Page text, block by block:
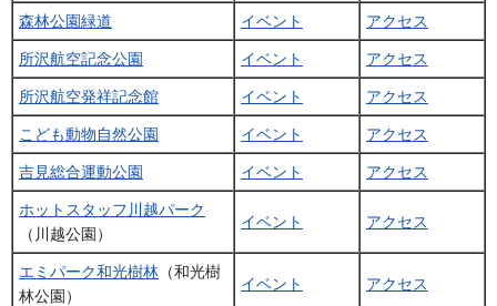
森林公園緑道 イベント アクセス
所沢航空記念公園 イベント アクセス
所沢航空発祥記念館 イベント アクセス
こども動物自然公園 イベント アクセス
吉見総合運動公園 イベント アクセス
ホットスタッフ川越パーク
（川越公園）
イベント アクセス
エミパーク和光樹林 （和光樹
林公園）
イベント アクセス